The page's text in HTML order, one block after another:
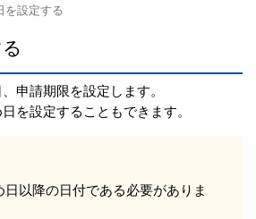
を設定する
申請期限を設定します。
を設定することもできます。
日以降の日付である必要がありま